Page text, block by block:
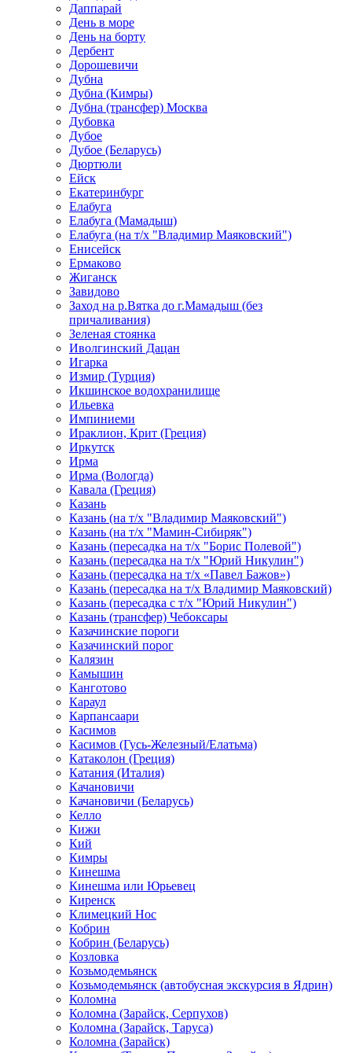
Даппарай
День в море
День на борту
Дербент
Дорошевичи
Дубна
Дубна (Кимры)
Дубна (трансфер) Москва
Дубовка
Дубое
Дубое (Беларусь)
Дюртюли
Ейск
Екатеринбург
Елабуга
Елабуга (Мамадыш)
Елабуга (на т/х "Владимир Маяковский")
Енисейск
Ермаково
Жиганск
Завидово
Заход на р.Вятка до г.Мамадыш (без
причаливания)
Зеленая стоянка
Иволгинский Дацан
Игарка
Измир (Турция)
Икшинское водохранилище
Ильевка
Импиниеми
Ираклион, Крит (Греция)
Иркутск
Ирма
Ирма (Вологда)
Кавала (Греция)
Казань
Казань (на т/х "Владимир Маяковский")
Казань (на т/х "Мамин-Сибиряк")
Казань (пересадка на т/х "Борис Полевой")
Казань (пересадка на т/х "Юрий Никулин")
Казань (пересадка на т/х «Павел Бажов»)
Казань (пересадка на т/х Владимир Маяковский)
Казань (пересадка с т/х "Юрий Никулин")
Казань (трансфер) Чебоксары
Казачинские пороги
Казачинский порог
Калязин
Камышин
Канготово
Караул
Карпансаари
Касимов
Касимов (Гусь-Железный/Елатьма)
Катаколон (Греция)
Катания (Италия)
Качановичи
Качановичи (Беларусь)
Келло
Кижи
Кий
Кимры
Кинешма
Кинешма или Юрьевец
Киренск
Климецкий Нос
Кобрин
Кобрин (Беларусь)
Козловка
Козьмодемьянск
Козьмодемьянск (автобусная экскурсия в Ядрин)
Коломна
Коломна (Зарайск, Серпухов)
Коломна (Зарайск, Таруса)
Коломна (Зарайск)